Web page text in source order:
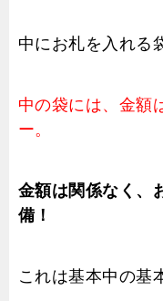
中にお札を入れる
中の袋には、金額
ー。
金額は関係なく、
備！
これは基本中の基